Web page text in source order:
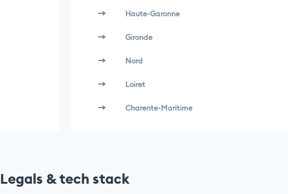
Haute-Garonne
Gironde
Nord
Loiret
Charente-Maritime
Legals & tech stack